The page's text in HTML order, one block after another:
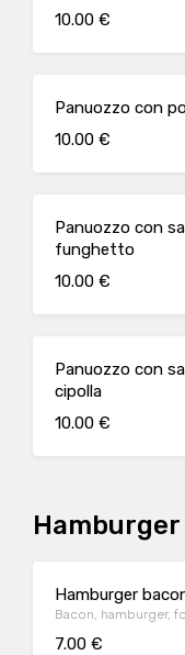
10.00 €
Panuozzo con
10.00 €
Panuozzo con
funghetto
10.00 €
Panuozzo con
cipolla
10.00 €
Hamburger
Hamburger
Bacon, hamburger,
7.00 €